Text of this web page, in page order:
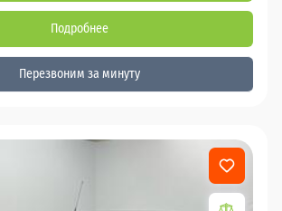
Подробнее
Перезвоним за минуту